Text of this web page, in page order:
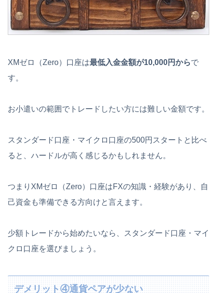
XMゼロ（Zero）口座は最低入金金額が10,000円からで
す。
お小遣いの範囲でトレードしたい方には難しい金額です。
スタンダード口座・マイクロ口座の500円スタートと比べ
ると、ハードルが高く感じるかもしれません。
つまりXMゼロ（Zero）口座はFXの知識・経験があり、自
己資金も準備できる方向けと言えます。
少額トレードから始めたいなら、スタンダード口座・マイ
クロ口座を選びましょう。
デメリット④通貨ペアが少ない